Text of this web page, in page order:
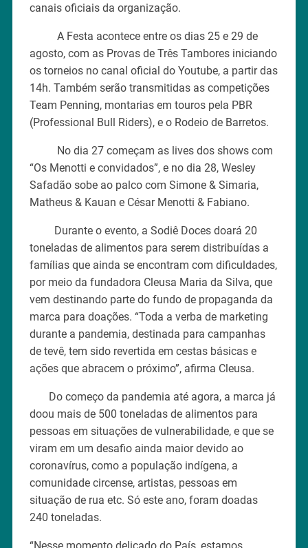
canais oficiais da organização.
A Festa acontece entre os dias 25 e 29 de
agosto, com as Provas de Três Tambores iniciando
os torneios no canal oficial do Youtube, a partir das
14h. Também serão transmitidas as competições
Team Penning, montarias em touros pela PBR
(Professional Bull Riders), e o Rodeio de Barretos.
No dia 27 começam as lives dos shows com
“Os Menotti e convidados”, e no dia 28, Wesley
Safadão sobe ao palco com Simone & Simaria,
Matheus & Kauan e César Menotti & Fabiano.
Durante o evento, a Sodiê Doces doará 20
toneladas de alimentos para serem distribuídas a
famílias que ainda se encontram com dificuldades,
por meio da fundadora Cleusa Maria da Silva, que
vem destinando parte do fundo de propaganda da
marca para doações. “Toda a verba de marketing
durante a pandemia, destinada para campanhas
de tevê, tem sido revertida em cestas básicas e
ações que abracem o próximo”, afirma Cleusa.
Do começo da pandemia até agora, a marca já
doou mais de 500 toneladas de alimentos para
pessoas em situações de vulnerabilidade, e que se
viram em um desafio ainda maior devido ao
coronavírus, como a população indígena, a
comunidade circense, artistas, pessoas em
situação de rua etc. Só este ano, foram doadas
240 toneladas.